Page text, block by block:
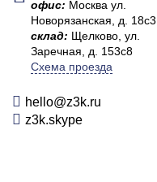
офис: Москва ул.
Новорязанская, д. 18с3
склад: Щелково, ул.
Заречная, д. 153с8
Схема проезда
hello@z3k.ru
z3k.skype